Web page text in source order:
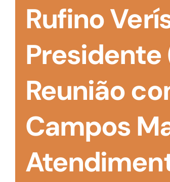
manutenção de estoques e despesas
Turismo
Rufino
Reunião
Campos